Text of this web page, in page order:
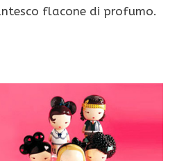
flacone di profumo.